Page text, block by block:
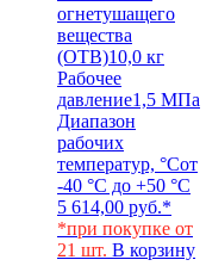
огнетушащего
вещества
(ОТВ)10,0 кг
Рабочее
давление1,5 МПа
Диапазон
рабочих
температур, °Сот
-40 °С до +50 °С
5 614,00 руб.*
*при покупке от
21 шт. В корзину